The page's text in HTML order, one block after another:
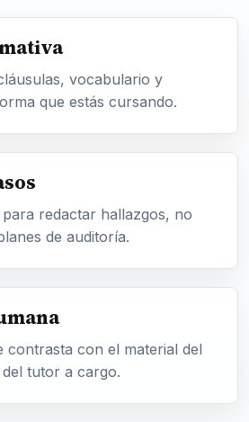
vocabulario y
que estás cursando.
para redactar hallazgos, no
de auditoría.
contrasta con el material del
tutor a cargo.